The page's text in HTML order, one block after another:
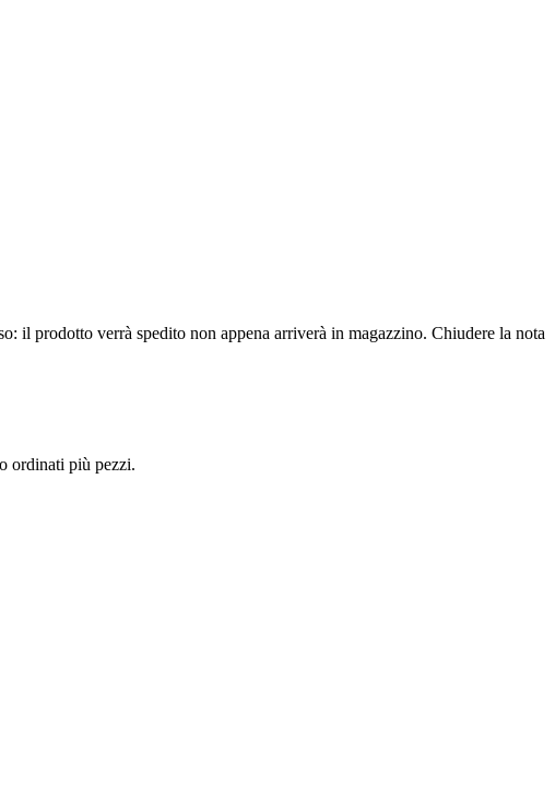
il prodotto verrà spedito non appena arriverà in magazzino. Chiudere la nota
ordinati più pezzi.